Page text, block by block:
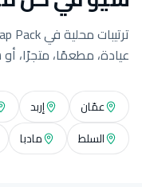
عيادة، مطعمًا، متجرًا،
عمّان إربد
السلط
مادبا